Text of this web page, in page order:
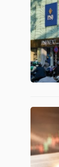
NĂNG
LƯỢNG
LIỆU